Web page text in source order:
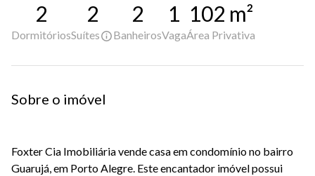
2
Dormitórios
2
Suítes
2
Banheiros
1
Vaga
102 m²
Área Privativa
Sobre o imóvel
Foxter Cia Imobiliária vende casa em condomínio no bairro
Guarujá, em Porto Alegre. Este encantador imóvel possui